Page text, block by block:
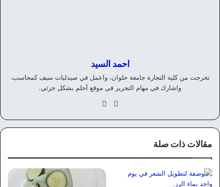
احمد السيد
تخرجت من كلية التجارة جامعة حلوان، واعمل في صيدليات سيف كمحاسب،
واشارك في مهام التحرير في موقع أحلم بشكل جزئي.
موق
الويوك
مقالات ذات صلة